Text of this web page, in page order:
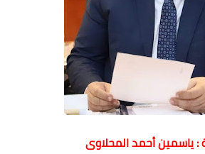
: ياسمين أحمد المحلاوى